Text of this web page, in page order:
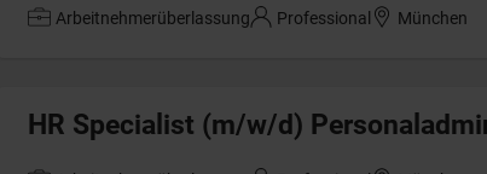
Arbeitnehmerüberlassung Professional München
HR Specialist (m/w/d)